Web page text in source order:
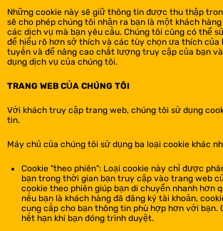
Những cookie này sẽ giữ thông tin được thu thập
sẽ cho phép chúng tôi nhận ra bạn là một khách
các dịch vụ mà bạn yêu cầu. Chúng tôi cũng có thể
để hiểu rõ hơn sở thích và các tùy chọn ưa thích của
tuyến và để nâng cao chất lượng truy cập của bạn
dụng dịch vụ của chúng tôi.
TRANG WEB CỦA CHÚNG TÔI
Với khách truy cập trang web, chúng tôi sử dụng
tin.
Máy chủ của chúng tôi sử dụng ba loại cookie khác
Cookie "theo phiên": Loại cookie này chỉ được
bạn trong thời gian bạn truy cập vào trang web
cookie theo phiên giúp bạn di chuyển nhanh hơn
nếu bạn là khách hàng đã đăng ký tài khoản,
cung cấp cho bạn thông tin phù hợp hơn với bạn.
hết hạn khi bạn đóng trình duyệt.